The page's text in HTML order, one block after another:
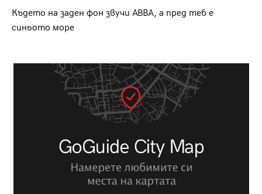
Където на заден фон звучи ABBA, а пред теб е
синьото море